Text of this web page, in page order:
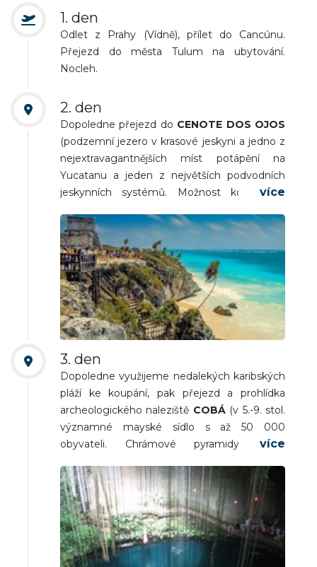
1. den
Odlet z Prahy (Vídně), přílet do Cancúnu.
Přejezd do města Tulum na ubytování.
Nocleh.
2. den
Dopoledne přejezd do CENOTE DOS OJOS
(podzemní jezero v krasové jeskyni a jedno z
nejextravagantnějších míst potápění na
Yucatanu a jeden z největších podvodních
jeskynních systémů. Možnost koupání a
posledních mayských měst postaveného v
13.-15. stol.) V odpoledních hodinách pobyt a
možnost koupání na bělostných plážích
Karibiku. Nocleh.
3. den
Dopoledne využijeme nedalekých karibských
pláží ke koupání, pak přejezd a prohlídka
archeologického naleziště COBÁ(v 5.-9. stol.
významné mayské sídlo s až 50 000
obyvateli. Chrámové pyramidy, stély,
oblasti Valladolidu. Nocleh.